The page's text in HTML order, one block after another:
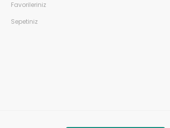
Favorileriniz
Sepetiniz